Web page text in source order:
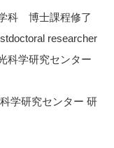
科 博士課程修了
researcher
科学研究センター
学研究センター 研